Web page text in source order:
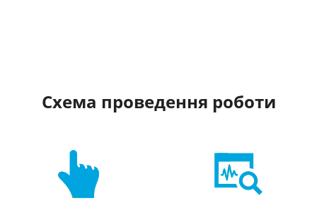
Схема проведення роботи